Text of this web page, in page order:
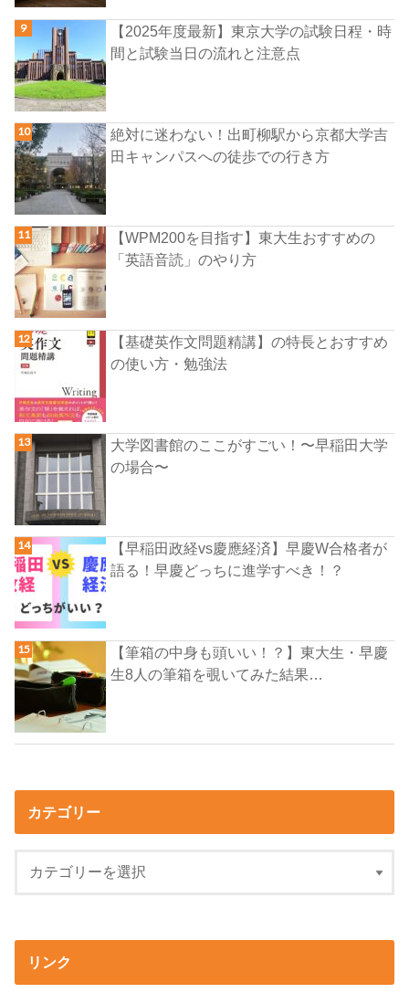
【2025年度最新】東京大学の試験日程・時
間と試験当日の流れと注意点
絶対に迷わない！出町柳駅から京都大学吉
田キャンパスへの徒歩での行き方
【WPM200を目指す】東大生おすすめの
「英語音読」のやり方
【基礎英作文問題精講】の特長とおすすめ
の使い方・勉強法
大学図書館のここがすごい！〜早稲田大学
の場合〜
【早稲田政経vs慶應経済】早慶W合格者が
語る！早慶どっちに進学すべき！？
【筆箱の中身も頭いい！？】東大生・早慶
生8人の筆箱を覗いてみた結果…
カテゴリー
リンク